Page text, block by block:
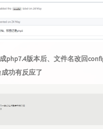
php7.4版本后、文件名改回
功有反应了